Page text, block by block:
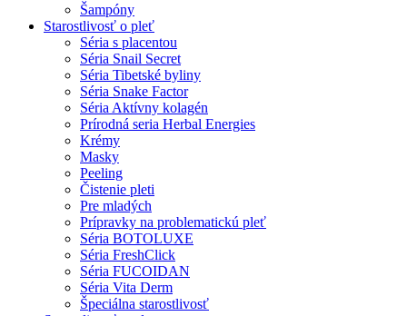
Šampóny
Starostlivosť o pleť
Séria s placentou
Séria Snail Secret
Séria Tibetské byliny
Séria Snake Factor
Séria Aktívny kolagén
Prírodná seria Herbal Energies
Krémy
Masky
Peeling
Čistenie pleti
Pre mladých
Prípravky na problematickú pleť
Séria BOTOLUXE
Séria FreshClick
Séria FUCOIDAN
Séria Vita Derm
Špeciálna starostlivosť